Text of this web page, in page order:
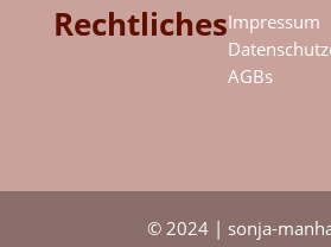
RechtlichesImpressum
AGBs
© 2024 | sonja-